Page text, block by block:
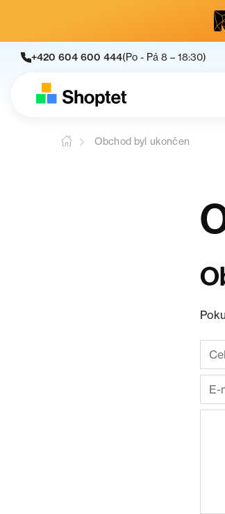
+420 604 600 444(Po - Pá 8 – 18:30)
Obchod byl ukončen